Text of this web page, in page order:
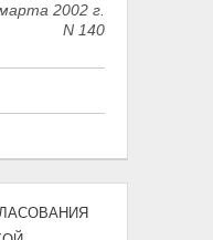
2002 г.
N 140